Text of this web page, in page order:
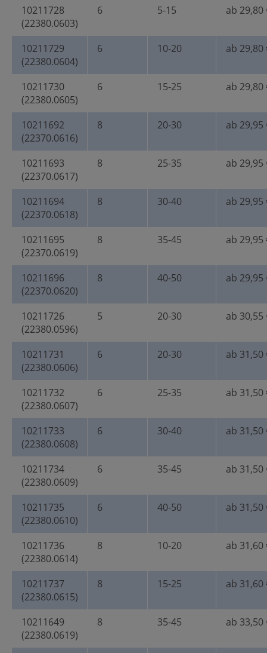
10211728
(22380.0603)
6 5-15 ab 29,80
10211729
(22380.0604)
6 10-20 ab 29,80
10211730
(22380.0605)
6 15-25 ab 29,80
10211692
(22370.0616)
8 20-30 ab 29,95
10211693
(22370.0617)
8 25-35 ab 29,95
10211694
(22370.0618)
8 30-40 ab 29,95
10211695
(22370.0619)
8 35-45 ab 29,95
10211696
(22370.0620)
8 40-50 ab 29,95
10211726
(22380.0596)
5 20-30 ab 30,55
10211731
(22380.0606)
6 20-30 ab 31,50
10211732
(22380.0607)
6 25-35 ab 31,50
10211733
(22380.0608)
6 30-40 ab 31,50
10211734
(22380.0609)
6 35-45 ab 31,50
10211735
(22380.0610)
6 40-50 ab 31,50
10211736
(22380.0614)
8 10-20 ab 31,60
10211737
(22380.0615)
8 15-25 ab 31,60
10211649
(22380.0619)
8 35-45 ab 33,50